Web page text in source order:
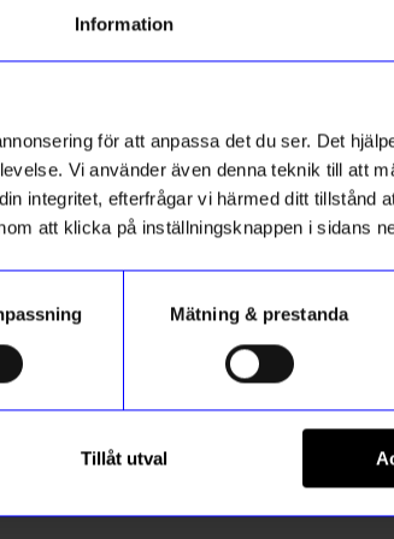
Information
för att anpassa det du ser. Det
Vi använder även denna teknik till att
integritet, efterfrågar vi härmed ditt tillstånd
att klicka på inställningsknappen i sidans
Mätning & prestanda
Tillåt utvalLejoninna Sthlm S